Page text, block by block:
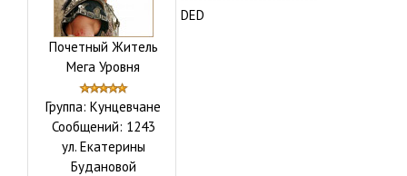
Почетный Житель
Мега Уровня
Группа: Кунцевчане
Сообщений: 1243
ул. Екатерины
Будановой
DED